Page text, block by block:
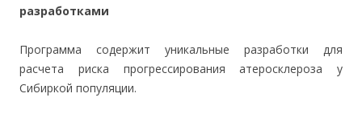
разработками
Программа содержит уникальные разработки для
расчета риска прогрессирования атеросклероза у
Сибиркой популяции.